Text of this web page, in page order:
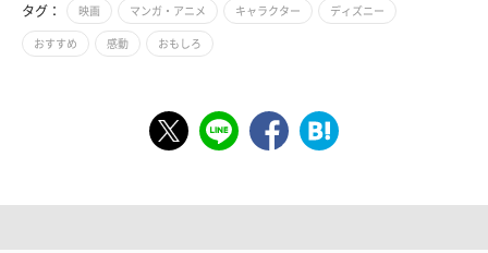
タグ： 映画 マンガ・アニメ キャラクター ディズニー
おすすめ 感動 おもしろ